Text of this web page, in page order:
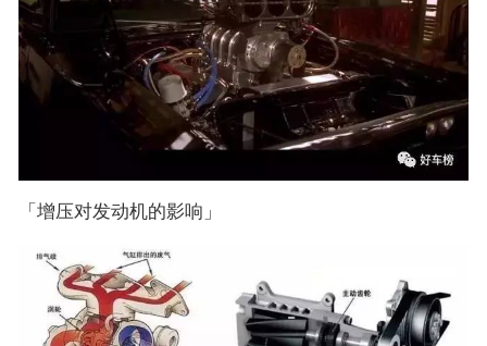
「增压对发动机的影响」